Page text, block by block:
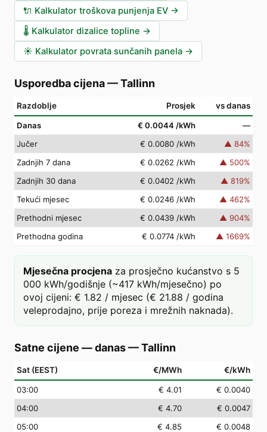
🔌 Kalkulator troškova punjenja EV →
🌡️ Kalkulator dizalice topline →
☀️ Kalkulator povrata sunčanih panela →
Usporedba cijena—Tallinn
Razdoblje Prosjek vs danas
Danas € 0.0044 /kWh
—
Jučer
€ 0.0080 /kWh ▲ 84%
Zadnjih 7 dana
€ 0.0262 /kWh ▲ 500%
Zadnjih 30 dana
€ 0.0402 /kWh ▲ 819%
Tekući mjesec
€ 0.0246 /kWh ▲ 462%
Prethodni mjesec
€ 0.0439 /kWh ▲ 904%
Prethodna godina
€ 0.0774 /kWh ▲ 1669%
Mjesečna procjena za prosječno kućanstvo s 5
000 kWh/godišnje (~417 kWh/mjesečno) po
ovoj cijeni: € 1.82 / mjesec (€ 21.88 / godina
veleprodajno, prije poreza i mrežnih naknada).
Satne cijene — danas—Tallinn
Sat (EEST) €/MWh €/kWh
03:00 € 4.01
€ 0.0040
04:00 € 4.70
€ 0.0047
05:00 € 4.85
€ 0.0048